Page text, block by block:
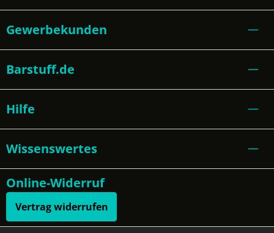
Gewerbekunden
Barstuff.de
Hilfe
Wissenswertes
Online-Widerruf
Vertrag widerrufen